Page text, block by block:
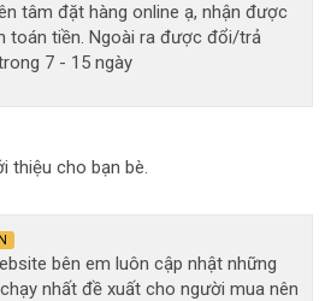
tâm đặt hàng online ạ, nhận được
toán tiền. Ngoài ra được đổi/trả
7 - 15 ngày
thiệu cho bạn bè.
bên em luôn cập nhật những
nhất đề xuất cho người mua nên